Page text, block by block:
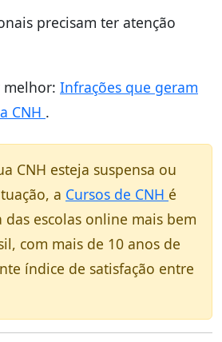
precisam ter atenção
melhor: Infrações que geram
CNH .
CNH esteja suspensa ou
a Cursos de CNH é
escolas online mais bem
com mais de 10 anos de
índice de satisfação entre